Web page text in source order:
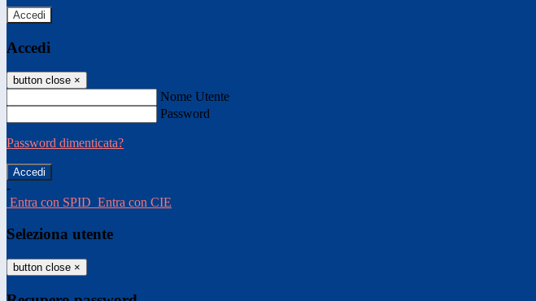
Accedi
Accedi
button close ×
Nome Utente
Password
Password dimenticata?
-
Entra con SPID Entra con CIE
Seleziona utente
button close ×